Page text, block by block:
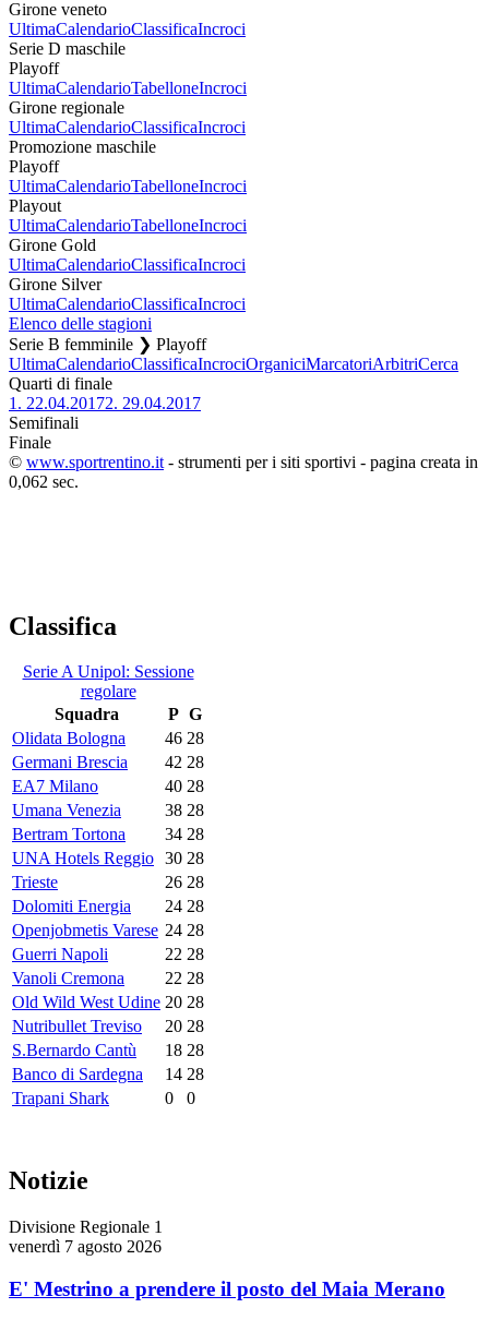
Girone veneto
UltimaCalendarioClassificaIncroci
Serie D maschile
Playoff
UltimaCalendarioTabelloneIncroci
Girone regionale
UltimaCalendarioClassificaIncroci
Promozione maschile
Playoff
UltimaCalendarioTabelloneIncroci
Playout
UltimaCalendarioTabelloneIncroci
Girone Gold
UltimaCalendarioClassificaIncroci
Girone Silver
UltimaCalendarioClassificaIncroci
Elenco delle stagioni
Serie B femminile ❯ Playoff
UltimaCalendarioClassificaIncrociOrganiciMarcatoriArbitriCerca
Quarti di finale
1. 22.04.20172. 29.04.2017
Semifinali
Finale
© www.sportrentino.it - strumenti per i siti sportivi - pagina creata in
0,062 sec.
Classifica
Serie A Unipol: Sessione
regolare
Squadra
P G
Olidata Bologna
46 28
Germani Brescia
42 28
EA7 Milano
40 28
Umana Venezia
38 28
Bertram Tortona
34 28
UNA Hotels Reggio 30 28
Trieste
26 28
Dolomiti Energia
24 28
Openjobmetis Varese 24 28
Guerri Napoli
22 28
Vanoli Cremona
22 28
Old Wild West Udine 20 28
Nutribullet Treviso
20 28
S.Bernardo Cantù
18 28
Banco di Sardegna
14 28
Trapani Shark
0 0
Notizie
Divisione Regionale 1
venerdì 7 agosto 2026
E' Mestrino a prendere il posto del Maia Merano